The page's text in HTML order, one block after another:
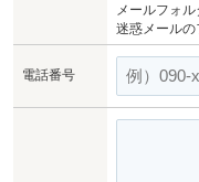
メールフォ
迷惑メールの
電話番号